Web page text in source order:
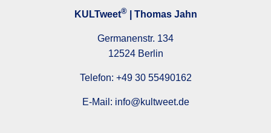
KULTweet®| Thomas Jahn
Germanenstr. 134
12524 Berlin
Telefon: +49 30 55490162
E-Mail: info@kultweet.de